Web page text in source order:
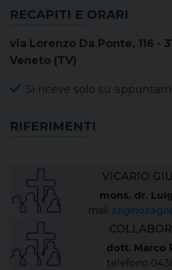
RECAPITI E ORARI
via Lorenzo Da Ponte, 116 -
Veneto (TV)
Si riceve solo su
RIFERIMENTI
VICARIO
mons. dr.
mail:
dott. Marco
telefono